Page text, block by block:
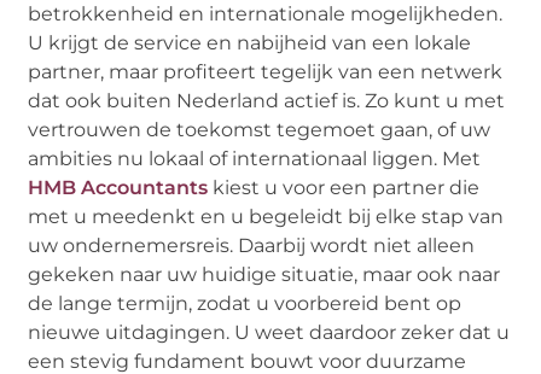
betrokkenheid en internationale mogelijkheden.
U krijgt de service en nabijheid van een lokale
partner, maar profiteert tegelijk van een netwerk
dat ook buiten Nederland actief is. Zo kunt u met
vertrouwen de toekomst tegemoet gaan, of uw
ambities nu lokaal of internationaal liggen. Met
HMB Accountants kiest u voor een partner die
met u meedenkt en u begeleidt bij elke stap van
uw ondernemersreis. Daarbij wordt niet alleen
gekeken naar uw huidige situatie, maar ook naar
de lange termijn, zodat u voorbereid bent op
nieuwe uitdagingen. U weet daardoor zeker dat u
een stevig fundament bouwt voor duurzame